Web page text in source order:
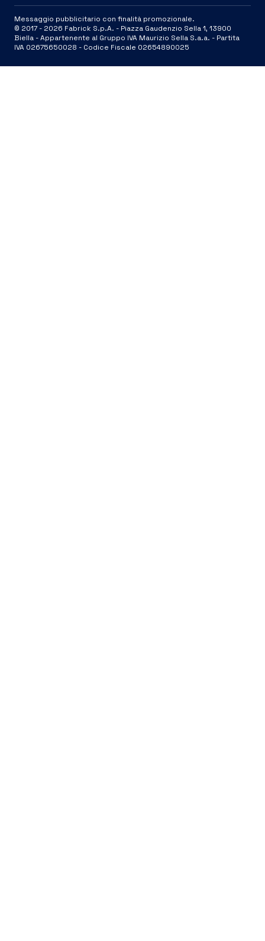
Messaggio pubblicitario con finalità promozionale.
© 2017 - 2026 Fabrick S.p.A. - Piazza Gaudenzio Sella 1, 13900
Biella - Appartenente al Gruppo IVA Maurizio Sella S.a.a. - Partita
IVA 02675650028 - Codice Fiscale 02654890025